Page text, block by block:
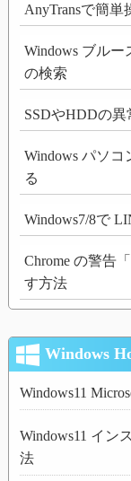
AnyTransで簡単
Windows ブル
の検索
SSDやHDDの異
Windows パソ
る
Windows7/8で
Chrome の警告
す方法
Windows
Windows11
Windows11 イン
法